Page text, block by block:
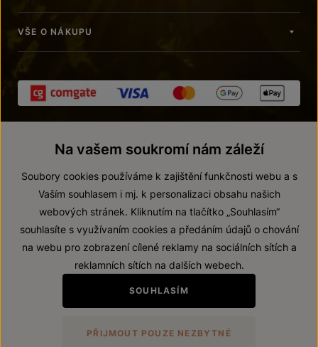
VŠE O NÁKUPU
© 2026 ZNOVÍN ZNOJMO, a. s.
Prohlášení o přístupnosti
Zákaz prodeje alkoholických nápojů osobám mladším 18 let.
VytvořilwebProgress
Na vašem soukromí nám záleží
Soubory cookies používáme k zajištění funkčnosti webu a s
Vaším souhlasem i mj. k personalizaci obsahu našich
webových stránek. Kliknutím na tlačítko „Souhlasím“
souhlasíte s využívaním cookies a předáním údajů o chování
na webu pro zobrazení cílené reklamy na sociálních sítích a
reklamních sítích na dalších webech.
SOUHLASÍM
PŘIJMOUT POUZE NEZBYTNÉ